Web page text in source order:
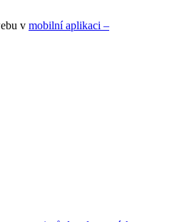
v mobilní aplikaci –